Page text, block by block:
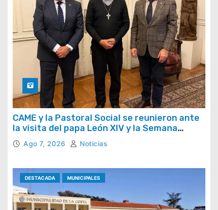
CAME y la Pastoral Social se reunieron ante
la visita del papa León XIV y la Semana
Social 2026
Ago 7, 2026 Noticias
DESTACADA MUNICIPALES